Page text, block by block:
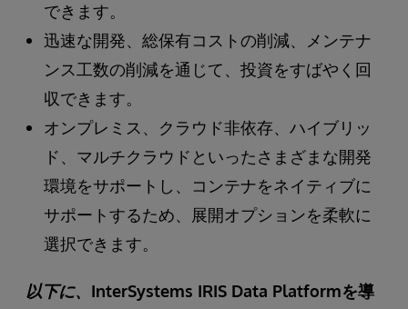
できます。
迅速な開発、総保有コストの削減、メンテナ
ンス工数の削減を通じて、投資をすばやく回
収できます。
オンプレミス、クラウド非依存、ハイブリッ
ド、マルチクラウドといったさまざまな開発
環境をサポートし、コンテナをネイティブに
サポートするため、展開オプションを柔軟に
選択できます。
以下に、 InterSystems IRIS Data Platformを導